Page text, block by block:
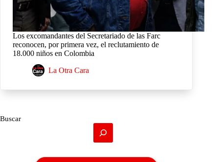
Los excomandantes del Secretariado de las Farc
reconocen, por primera vez, el reclutamiento de
18.000 niños en Colombia
La Otra Cara
Buscar